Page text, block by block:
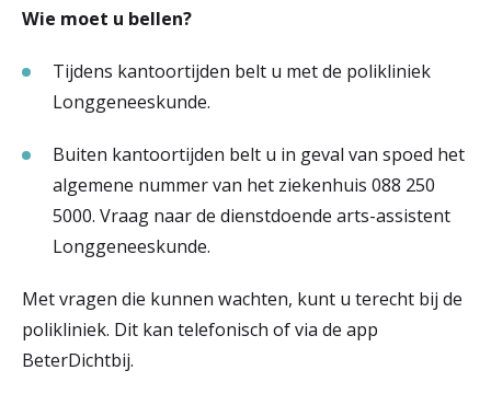
Wie moet u bellen?
Tijdens kantoortijden belt u met de polikliniek
Longgeneeskunde.
Buiten kantoortijden belt u in geval van spoed het
algemene nummer van het ziekenhuis 088 250
5000. Vraag naar de dienstdoende arts-assistent
Longgeneeskunde.
Met vragen die kunnen wachten, kunt u terecht bij de
polikliniek. Dit kan telefonisch of via de app
BeterDichtbij.